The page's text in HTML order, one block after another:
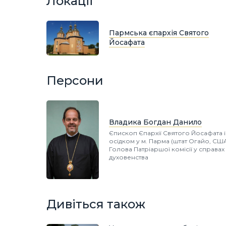
Пармська єпархія Святого
Йосафата
Персони
Владика Богдан Данило
Єпископ Єпархії Святого Йосафата
осідком у м. Парма (штат Огайо,
Голова Патріаршої комісії у справах
духовенства
Дивіться також